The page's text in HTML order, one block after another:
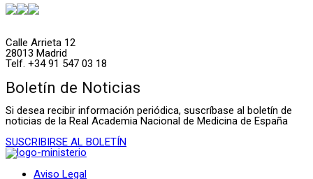
Calle Arrieta 12
28013 Madrid
Telf. +34 91 547 03 18
Boletín de Noticias
Si desea recibir información periódica, suscríbase al boletín de
noticias de la Real Academia Nacional de Medicina de España
SUSCRIBIRSE AL BOLETÍN
Aviso Legal